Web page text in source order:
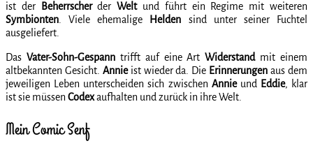
ist der
BeherrscherderWeltund führt ein Regime mit weiteren
Symbionten. Viele ehemalige Helden sind unter seiner Fuchtel
ausgeliefert.
Das Vater-Sohn-Gespanntrifft auf eine ArtWiderstandmit einem
altbekannten Gesicht. Annieist wieder da. Die Erinnerungen aus dem
jeweiligen Leben unterscheiden sich zwischen Annieund Eddie, klar
ist sie müssenCodexaufhalten und zurück in ihre Welt.
Mein Comic Senf